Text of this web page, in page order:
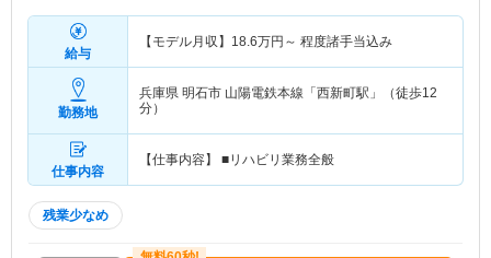
給与
【モデル月収】 18.6万円～ 程度諸手当込み
勤務地
兵庫県 明石市 山陽電鉄本線「西新町駅」（徒歩12
分）
仕事内容
【仕事内容】 ■リハビリ業務全般
残業少なめ